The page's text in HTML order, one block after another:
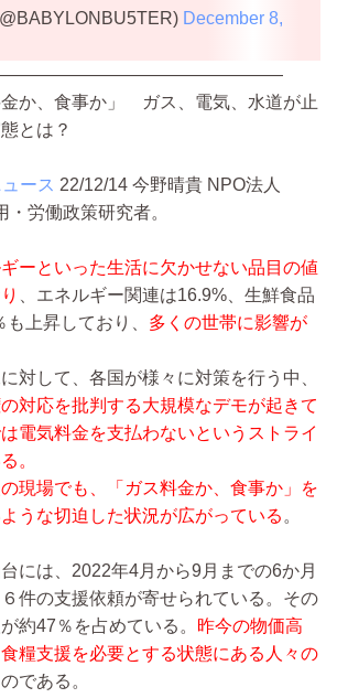
December 8,
か、食事か」 ガス、電気、水道が止
とは？
ース 22/12/14 今野晴貴 NPO法人
労働政策研究者。
ーといった生活に欠かせない品目の値
、エネルギー関連は16.9%、生鮮食品
上昇しており、 多くの世帯に影響が
対して、各国が様々に対策を行う中、
対応を批判する大規模なデモが起きて
電気料金を支払わないというストライ
。
現場でも、「ガス料金か、食事か」を
うな切迫した状況が広がっている 。
には、2022年4月から9月までの6か月
件の支援依頼が寄せられている。その
約47％を占めている。 昨今の物価高
糧支援を必要とする状態にある人々の
のである。